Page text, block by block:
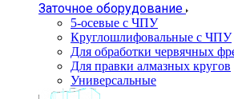
Заточное оборудование
5-осевые с ЧПУ
Круглошлифовальные с ЧПУ
Для обработки червячных
Для правки алмазных кругов
Универсальные